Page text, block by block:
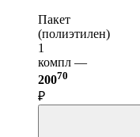
Пакет
(полиэтилен)
1
компл —
20070
₽